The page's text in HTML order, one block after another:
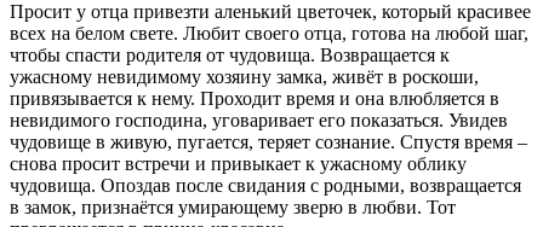
Просит у отца привезти аленький цветочек, который красивее
всех на белом свете. Любит своего отца, готова на любой шаг,
чтобы спасти родителя от чудовища. Возвращается к
ужасному невидимому хозяину замка, живёт в роскоши,
привязывается к нему. Проходит время и она влюбляется в
невидимого господина, уговаривает его показаться. Увидев
чудовище в живую, пугается, теряет сознание. Спустя время –
снова просит встречи и привыкает к ужасному облику
чудовища. Опоздав после свидания с родными, возвращается
в замок, признаётся умирающему зверю в любви. Тот